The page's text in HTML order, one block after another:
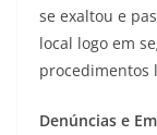
se exaltou e
local logo em
procedimentos
Denúncias e